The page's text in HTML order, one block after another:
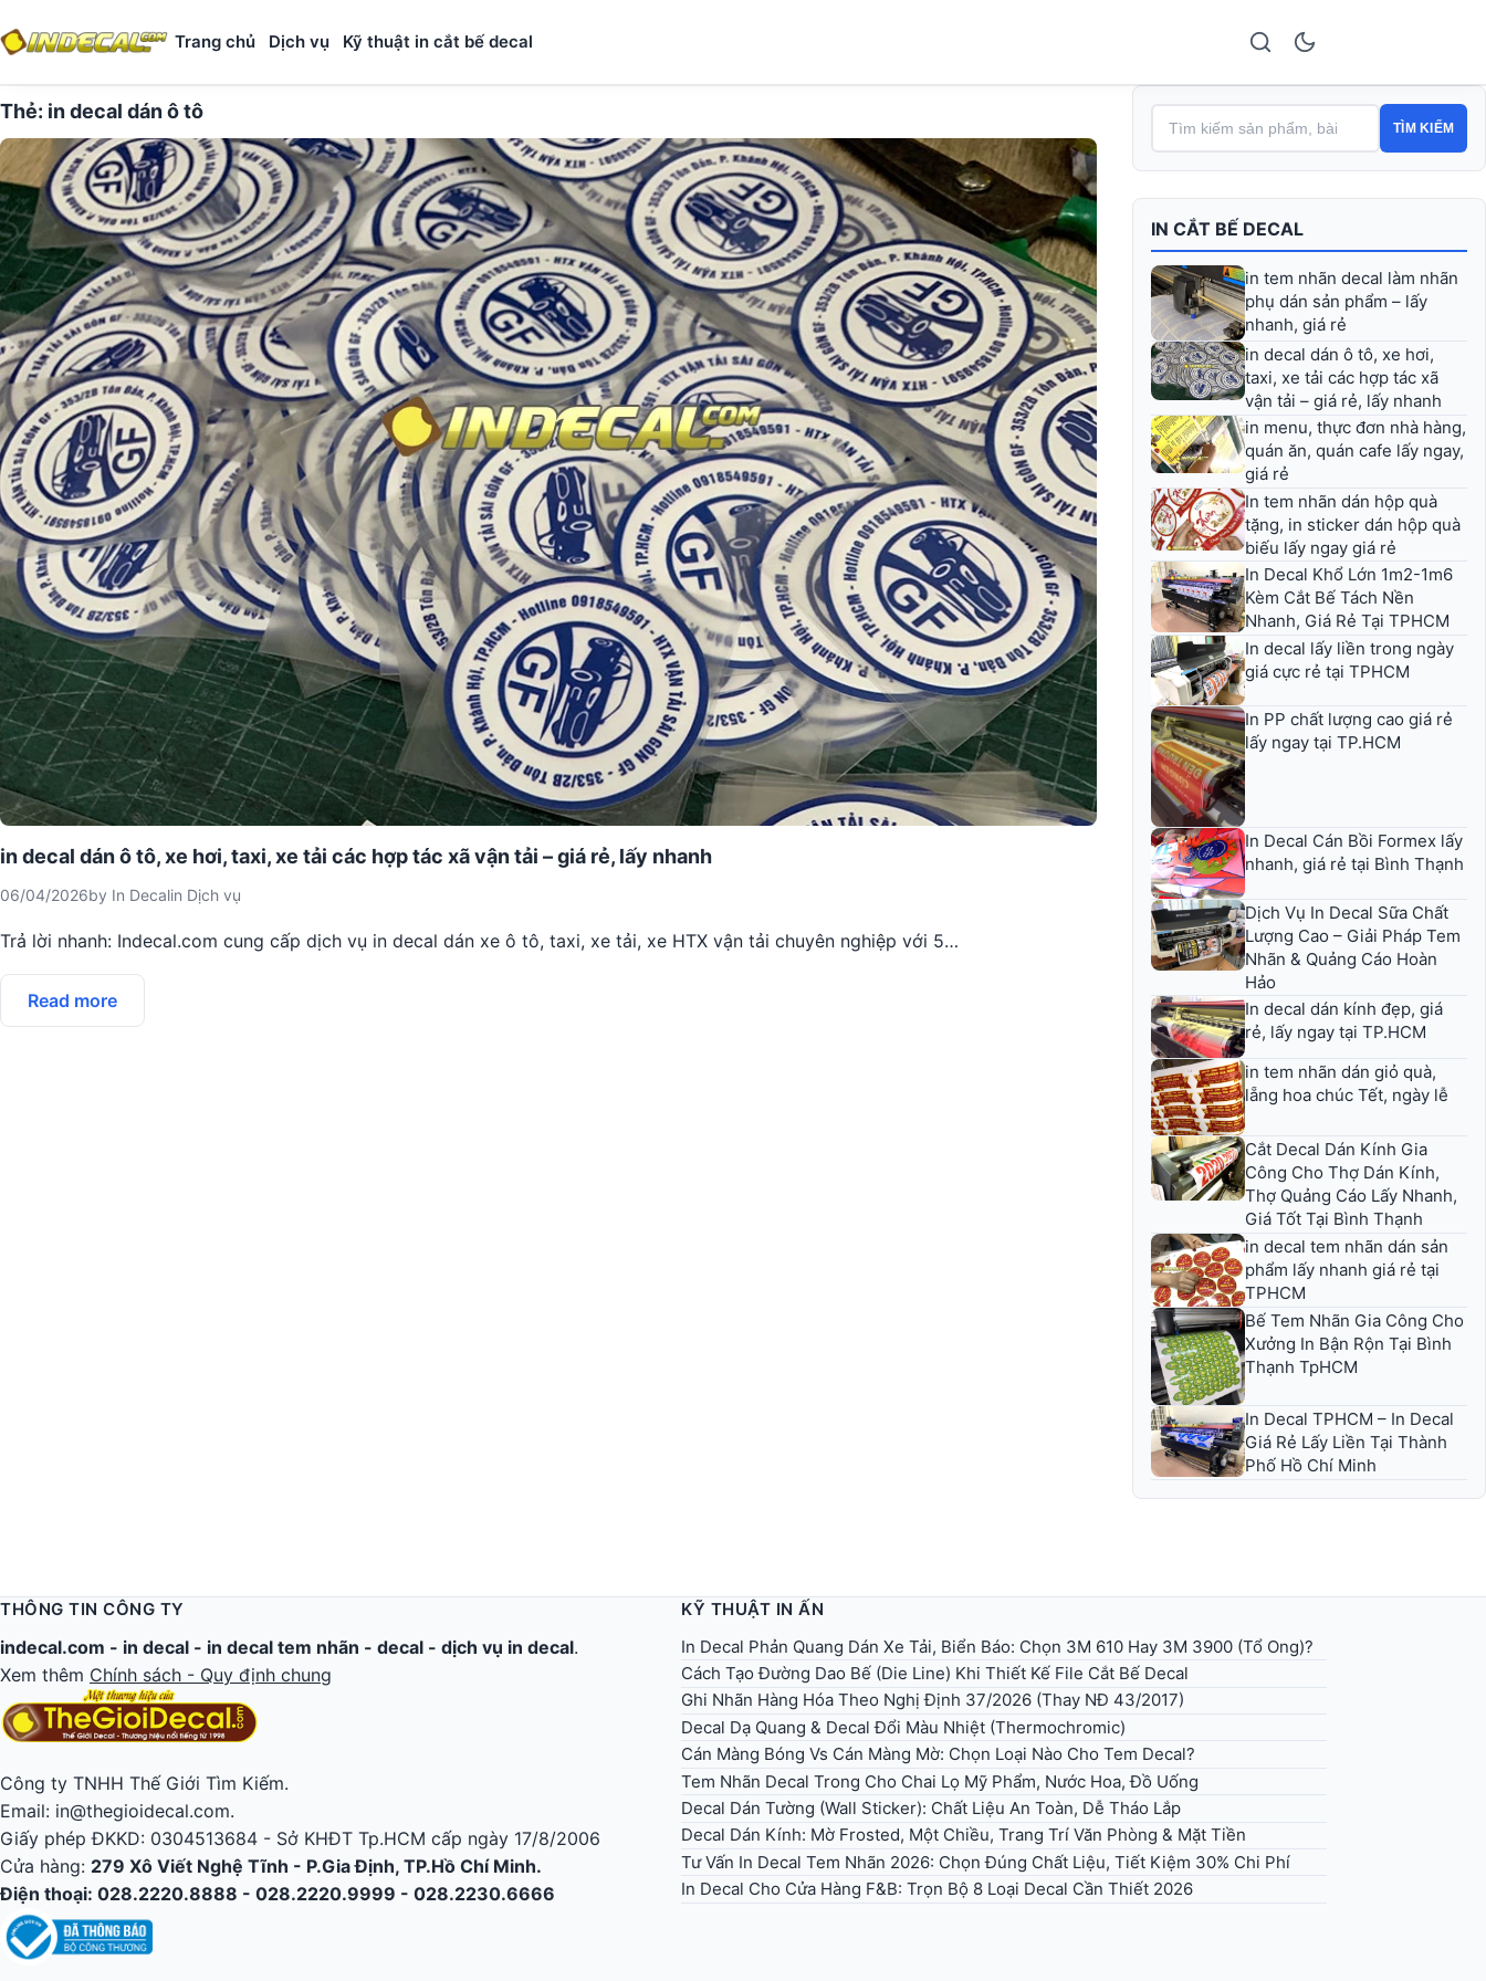
Trang chủ Dịch vụ Kỹ thuật in cắt bế decal
Thẻ: in decal dán ô tô
in decal dán ô tô, xe hơi, taxi, xe tải các hợp tác xã vận tải – giá rẻ, lấy nhanh
06/04/2026by In Decalin Dịch vụ
Trả lời nhanh: Indecal.com cung cấp dịch vụ in decal dán xe ô tô, taxi, xe tải, xe HTX vận tải chuyên nghiệp với 5…
Read more
TÌM KIẾM
IN CẮT BẾ DECAL
in tem nhãn decal làm nhãn
phụ dán sản phẩm – lấy
nhanh, giá rẻ
in decal dán ô tô, xe hơi,
taxi, xe tải các hợp tác xã
vận tải – giá rẻ, lấy nhanh
in menu, thực đơn nhà hàng,
quán ăn, quán cafe lấy ngay,
giá rẻ
In tem nhãn dán hộp quà
tặng, in sticker dán hộp quà
biếu lấy ngay giá rẻ
In Decal Khổ Lớn 1m2-1m6
Kèm Cắt Bế Tách Nền
Nhanh, Giá Rẻ Tại TPHCM
In decal lấy liền trong ngày
giá cực rẻ tại TPHCM
In PP chất lượng cao giá rẻ
lấy ngay tại TP.HCM
In Decal Cán Bồi Formex lấy
nhanh, giá rẻ tại Bình Thạnh
Dịch Vụ In Decal Sữa Chất
Lượng Cao – Giải Pháp Tem
Nhãn & Quảng Cáo Hoàn
Hảo
In decal dán kính đẹp, giá
rẻ, lấy ngay tại TP.HCM
in tem nhãn dán giỏ quà,
lẵng hoa chúc Tết, ngày lễ
Cắt Decal Dán Kính Gia
Công Cho Thợ Dán Kính,
Thợ Quảng Cáo Lấy Nhanh,
Giá Tốt Tại Bình Thạnh
in decal tem nhãn dán sản
phẩm lấy nhanh giá rẻ tại
TPHCM
Bế Tem Nhãn Gia Công Cho
Xưởng In Bận Rộn Tại Bình
Thạnh TpHCM
In Decal TPHCM – In Decal
Giá Rẻ Lấy Liền Tại Thành
Phố Hồ Chí Minh
THÔNG TIN CÔNG TY
indecal.com - in decal - in decal tem nhãn - decal - dịch vụ in decal.
Xem thêm Chính sách - Quy định chung
Công ty TNHH Thế Giới Tìm Kiếm.
Email: in@thegioidecal.com.
Giấy phép ĐKKD: 0304513684 - Sở KHĐT Tp.HCM cấp ngày 17/8/2006
Cửa hàng: 279 Xô Viết Nghệ Tĩnh - P.Gia Định, TP.Hồ Chí Minh.
Điện thoại: 028.2220.8888 - 028.2220.9999 - 028.2230.6666
KỸ THUẬT IN ẤN
In Decal Phản Quang Dán Xe Tải, Biển Báo: Chọn 3M 610 Hay 3M 3900 (Tổ Ong)?
Cách Tạo Đường Dao Bế (Die Line) Khi Thiết Kế File Cắt Bế Decal
Ghi Nhãn Hàng Hóa Theo Nghị Định 37/2026 (Thay NĐ 43/2017)
Decal Dạ Quang & Decal Đổi Màu Nhiệt (Thermochromic)
Cán Màng Bóng Vs Cán Màng Mờ: Chọn Loại Nào Cho Tem Decal?
Tem Nhãn Decal Trong Cho Chai Lọ Mỹ Phẩm, Nước Hoa, Đồ Uống
Decal Dán Tường (Wall Sticker): Chất Liệu An Toàn, Dễ Tháo Lắp
Decal Dán Kính: Mờ Frosted, Một Chiều, Trang Trí Văn Phòng & Mặt Tiền
Tư Vấn In Decal Tem Nhãn 2026: Chọn Đúng Chất Liệu, Tiết Kiệm 30% Chi Phí
In Decal Cho Cửa Hàng F&B: Trọn Bộ 8 Loại Decal Cần Thiết 2026